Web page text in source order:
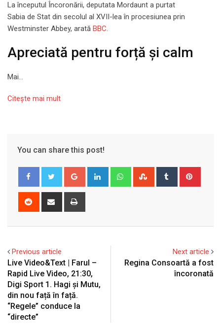
La începutul Încoronării, deputata Mordaunt a purtat
Sabia de Stat din secolul al XVII-lea în procesiunea prin
Westminster Abbey, arată BBC.
Apreciată pentru forță și calm
Mai…
Citeşte mai mult
You can share this post!
Google+ LinkedIn WhatsappStumbleUpon
Tumblr
Reddit
Share
Previous article
Live Video&Text | Farul –
Rapid Live Video, 21:30,
Digi Sport 1. Hagi și Mutu,
din nou față în față.
“Regele” conduce la
“directe”
Next article
Regina Consoartă a fost
încoronată